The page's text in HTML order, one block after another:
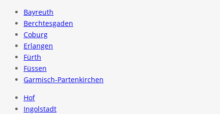
Bayreuth
Berchtesgaden
Coburg
Erlangen
Fürth
Füssen
Garmisch-Partenkirchen
Hof
Ingolstadt